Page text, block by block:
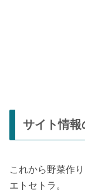
サイト情報
これから野菜作
エトセトラ。